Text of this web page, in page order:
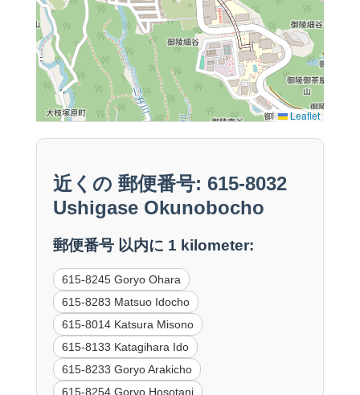
Leaflet
近くの 郵便番号: 615-8032
Ushigase Okunobocho
郵便番号 以内に 1 kilometer:
615-8245 Goryo Ohara
615-8283 Matsuo Idocho
615-8014 Katsura Misono
615-8133 Katagihara Ido
615-8233 Goryo Arakicho
615-8254 Goryo Hosotani